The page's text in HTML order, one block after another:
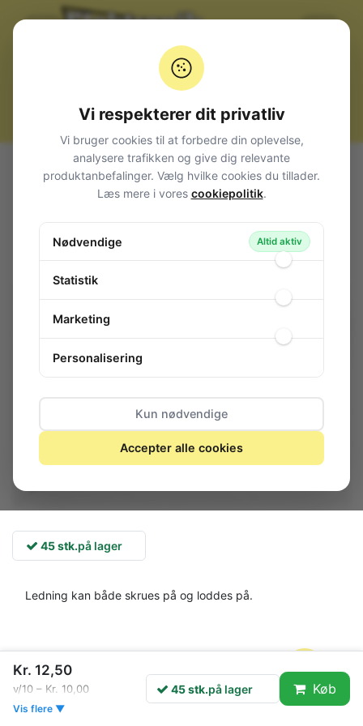
Alle produkter
Måleinstrumenter
Testledninger og prober
Banan
Mini 1,9mm.
Testpind 130mm. Sort
Testpind 130mm. Sort
45 stk.på lager
Ledning kan både skrues på og loddes på.
Kr. 12,50
v/10 – Kr. 10,00
Vis flere ▼
45 stk.på lager Køb
Vi respekterer dit privatliv
Vi bruger cookies til at forbedre din oplevelse,
analysere trafikken og give dig relevante
produktanbefalinger. Vælg hvilke cookies du tillader.
Læs mere i vores cookiepolitik.
Nødvendige Altid aktiv
Statistik
Marketing
Personalisering
Kun nødvendige
Accepter alle cookies